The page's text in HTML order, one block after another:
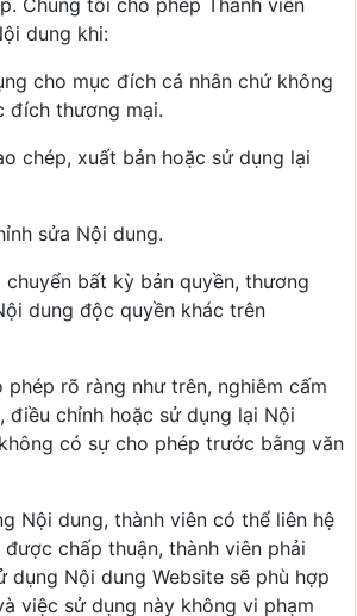
Chúng tôi cho phép Thành viên
dung khi:
cho mục đích cá nhân chứ không
đích thương mại.
chép, xuất bản hoặc sử dụng lại
sửa Nội dung.
chuyển bất kỳ bản quyền, thương
dung độc quyền khác trên
rõ ràng như trên, nghiêm cấm
điều chỉnh hoặc sử dụng lại Nội
có sự cho phép trước bằng văn
Nội dung, thành viên có thể liên hệ
chấp thuận, thành viên phải
dụng Nội dung Website sẽ phù hợp
việc sử dụng này không vi phạm